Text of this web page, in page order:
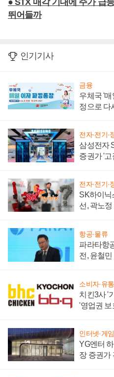
● STX 매각 기대에 주가 급
뛰어들까
인기기사
금융
우체국 '
정으로 다
전자·전기·
삼성전자
증권가 '고
전자·전기·
SK하이닉
선, 곽노
항공·물류
파라타항
전, 윤철
소비자·유통
치킨3사 '
'영업권 보
인터넷·게
YG엔터
장 증권가